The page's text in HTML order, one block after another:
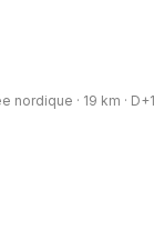
nordique · 19 km ·